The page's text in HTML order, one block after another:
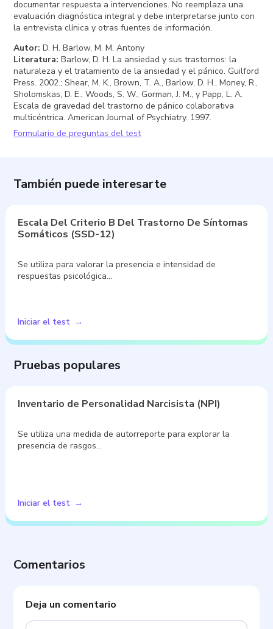
documentar respuesta a intervenciones. No reemplaza una
evaluación diagnóstica integral y debe interpretarse junto con
la entrevista clínica y otras fuentes de información.
Autor: D. H. Barlow, M. M. Antony
Literatura: Barlow, D. H. La ansiedad y sus trastornos: la
naturaleza y el tratamiento de la ansiedad y el pánico. Guilford
Press. 2002.; Shear, M. K., Brown, T. A., Barlow, D. H., Money, R.,
Sholomskas, D. E., Woods, S. W., Gorman, J. M., y Papp, L. A.
Escala de gravedad del trastorno de pánico colaborativa
multicéntrica. American Journal of Psychiatry. 1997.
Formulario de preguntas del test
También puede interesarte
Escala Del Criterio B Del Trastorno De Síntomas
Somáticos (SSD-12)
Se utiliza para valorar la presencia e intensidad de
respuestas psicológica…
Iniciar el test
Pruebas populares
Inventario de Personalidad Narcisista (NPI)
Se utiliza una medida de autorreporte para explorar la
presencia de rasgos…
Iniciar el test
Comentarios
Deja un comentario